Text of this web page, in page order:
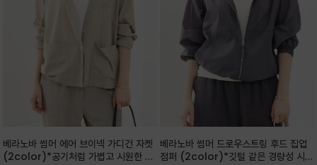
베라노바 썸머 에어 브이넥 가디건 자켓
(2color)*공기처럼 가볍고 시원한 나
베라노바 썸머 드로우스트링 후드 집업
점퍼 (2color)*깃털 같은 경량성 시원